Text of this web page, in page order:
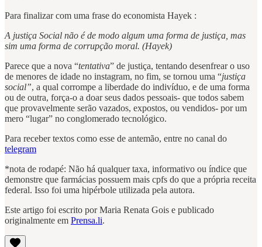
Para finalizar com uma frase do economista Hayek :
A justiça Social não é de modo algum uma forma de justiça, mas
sim uma forma de corrupção moral. (Hayek)
Parece que a nova “tentativa” de justiça, tentando desenfrear o uso
de menores de idade no instagram, no fim, se tornou uma “justiça
social”, a qual corrompe a liberdade do indivíduo, e de uma forma
ou de outra, força-o a doar seus dados pessoais- que todos sabem
que provavelmente serão vazados, expostos, ou vendidos- por um
mero “lugar” no conglomerado tecnológico.
Para receber textos como esse de antemão, entre no canal do
telegram
*nota de rodapé: Não há qualquer taxa, informativo ou índice que
demonstre que farmácias possuem mais cpfs do que a própria receita
federal. Isso foi uma hipérbole utilizada pela autora.
Este artigo foi escrito por Maria Renata Gois e publicado
originalmente em Prensa.li.